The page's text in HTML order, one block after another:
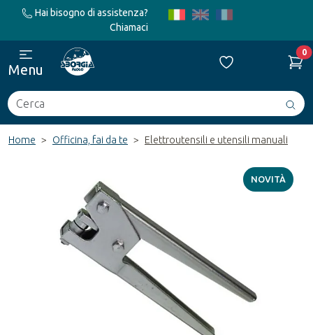
Hai bisogno di assistenza?
Chiamaci
Cerca
0
Menu
Home Officina, fai da te Elettroutensili e utensili manuali
NOVITÀ